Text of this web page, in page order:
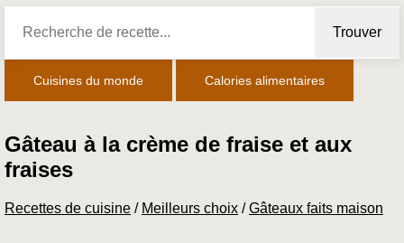
Trouver
Cuisines du monde Calories alimentaires
Gâteau à la crème de fraise et aux
fraises
Recettes de cuisine / Meilleurs choix /Gâteaux faits maison